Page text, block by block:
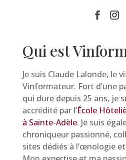
Qui est
Je suis Claude Lalonde, le
Vinformateur. Fort d’une
qui dure depuis 25 ans, je
accrédité par l’École
à Sainte-Adèle. Je suis
chroniqueur passionné,
sites dédiés à l’œnologie